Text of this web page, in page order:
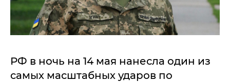
РФ в ночь на 14 мая нанесла один из
самых масштабных ударов по